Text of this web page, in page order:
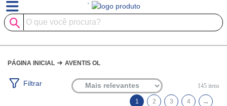
`
PÁGINA INICIAL ➜ AVENTIS OL
Filtrar 145itens
1 2 3 4 →